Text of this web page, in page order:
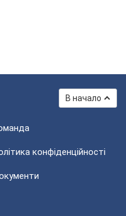
В начало
конфіденційності